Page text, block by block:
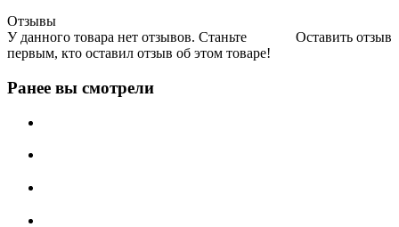
Отзывы
Оставить отзыв
У данного товара нет отзывов. Станьте
первым, кто оставил отзыв об этом товаре!
Ранее вы смотрели